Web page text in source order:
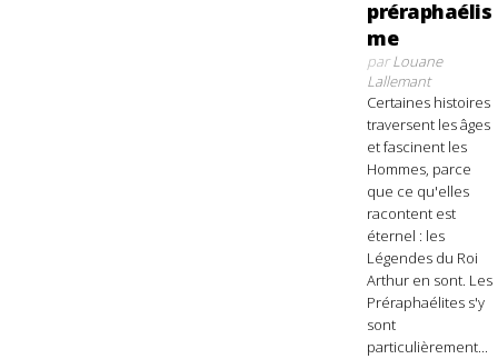
préraphaélis
me
parLouane
Lallemant
Certaines histoires
traversent les âges
et fascinent les
Hommes, parce
que ce qu'elles
racontent est
éternel : les
Légendes du Roi
Arthur en sont. Les
Préraphaélites s'y
sont
particulièrement...